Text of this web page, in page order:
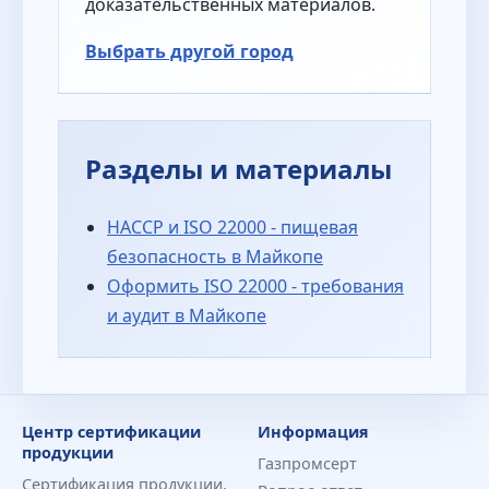
Выбрать другой город
Разделы и материалы
HACCP и ISO 22000 - пищевая
безопасность в Майкопе
Оформить ISO 22000 - требования
и аудит в Майкопе
Центр сертификации
продукции
Сертификация продукции,
Информация
Газпромсерт